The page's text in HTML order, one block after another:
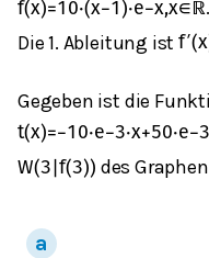
f(x)=10⋅(x−1 )⋅e−x,x∈ ℝ.
Die 1. Ableitung ist f′(x
Gegeben ist die
t(x)=−10⋅e−3⋅x+50⋅e−3
W(3 f(3)) des